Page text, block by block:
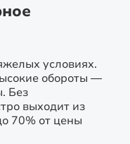
условиях.
обороты —
Без
выходит из
70% от цены